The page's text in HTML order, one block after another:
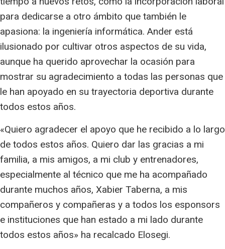
para dedicarse a otro ámbito que también le
apasiona: la ingeniería informática. Ander está
ilusionado por cultivar otros aspectos de su vida,
aunque ha querido aprovechar la ocasión para
mostrar su agradecimiento a todas las personas que
le han apoyado en su trayectoria deportiva durante
todos estos años.
«Quiero agradecer el apoyo que he recibido a lo largo
de todos estos años. Quiero dar las gracias a mi
familia, a mis amigos, a mi club y entrenadores,
especialmente al técnico que me ha acompañado
durante muchos años, Xabier Taberna, a mis
compañeros y compañeras y a todos los esponsors
e instituciones que han estado a mi lado durante
todos estos años» ha recalcado Elosegi.